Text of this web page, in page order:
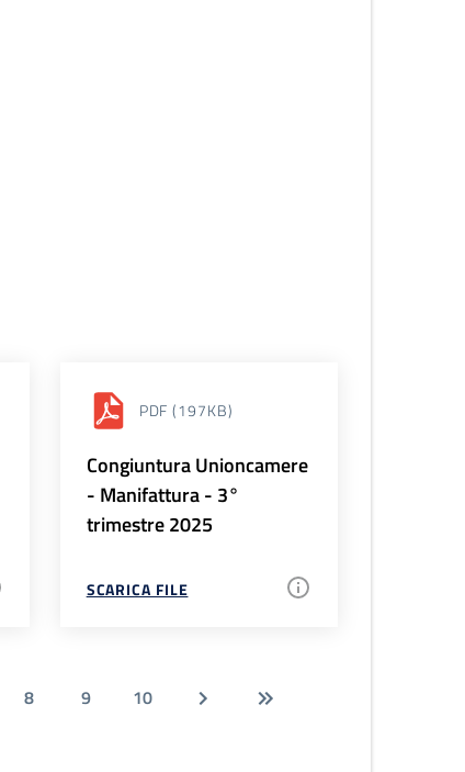
PDF (197KB)
Congiuntura Unioncamere
- Manifattura - 3°
trimestre 2025
SCARICA FILE
8 9 10